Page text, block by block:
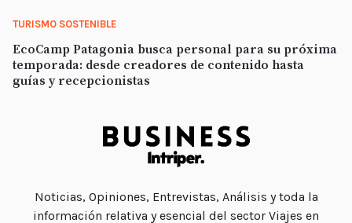
Noticias, Opiniones, Entrevistas, Análisis y toda la
información relativa y esencial del sector Viajes en
TURISMO SOSTENIBLE
EcoCamp Patagonia busca personal para su próxima
temporada: desde creadores de contenido hasta
guías y recepcionistas